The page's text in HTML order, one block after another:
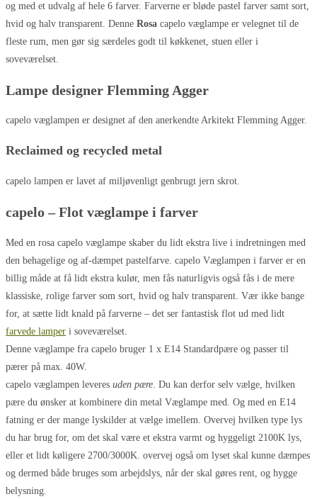
og med et udvalg af hele 6 farver. Farverne er bløde pastel farver samt sort,
hvid og halv transparent. Denne Rosa capelo væglampe er velegnet til de
fleste rum, men gør sig særdeles godt til køkkenet, stuen eller i
soveværelset.
Lampe designer Flemming Agger
capelo væglampen er designet af den anerkendte Arkitekt Flemming Agger.
Reclaimed og recycled metal
capelo lampen er lavet af miljøvenligt genbrugt jern skrot.
capelo – Flot væglampe i farver
Med en rosa capelo væglampe skaber du lidt ekstra live i indretningen med
den behagelige og af-dæmpet pastelfarve. capelo Væglampen i farver er en
billig måde at få lidt ekstra kulør, men fås naturligvis også fås i de mere
klassiske, rolige farver som sort, hvid og halv transparent. Vær ikke bange
for, at sætte lidt knald på farverne – det ser fantastisk flot ud med lidt
farvede lamper i soveværelset.
Denne væglampe fra capelo bruger 1 x E14 Standardpære og passer til
pærer på max. 40W.
capelo væglampen leveres uden pære . Du kan derfor selv vælge, hvilken
pære du ønsker at kombinere din metal Væglampe med. Og med en E14
fatning er der mange lyskilder at vælge imellem. Overvej hvilken type lys
du har brug for, om det skal være et ekstra varmt og hyggeligt 2100K lys,
eller et lidt køligere 2700/3000K. overvej også om lyset skal kunne dæmpes
og dermed både bruges som arbejdslys, når der skal gøres rent, og hygge
belysning.